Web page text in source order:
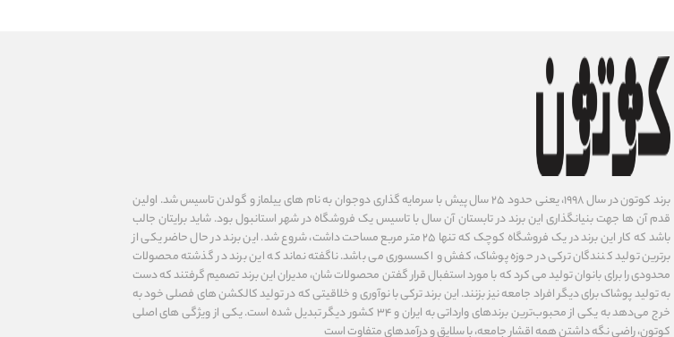
برند کوتون در سال ۱۹۹۸، یعنی حدود ۲۵ سال پیش با سرمایه گذاری دوجوان به نام های ییلماز و گولدن تاسیس شد. اولین
قدم آن ها جهت بنیانگذاری این برند در تابستان آن سال با تاسیس یک فروشگاه در شهر استانبول بود. شاید برایتان جالب
باشد که کار این برند در یک فروشگاه کوچک که تنها ۲۵ متر مربع مساحت داشت، شروع شد. این برند در حال حاضر یکی از
برترین تولید کنندگان ترکی در حوزه پوشاک، کفش و اکسسوری می باشد. ناگفته نماند که این برند در گذشته محصولات
محدودی را برای بانوان تولید می کرد که با مورد استفبال قرار گفتن محصولات شان، مدیران این برند تصمیم گرفتند که دست
به تولید پوشاک برای دیگر افراد جامعه نیز بزنند. این برند ترکی با نوآوری ‌و خلاقیتی که در تولید کالکشن های فصلی خود به
خرج می‌دهد به یکی از محبوب‌ترین برندهای وارداتی به ایران و ۳۴ کشور دیگر تبدیل شده‌ است. یکی از ویژگی های اصلی
کوتون، راضی نگه داشتن همه اقشار جامعه، با سلایق و درآمدهای متفاوت است